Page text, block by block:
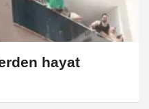
hayat